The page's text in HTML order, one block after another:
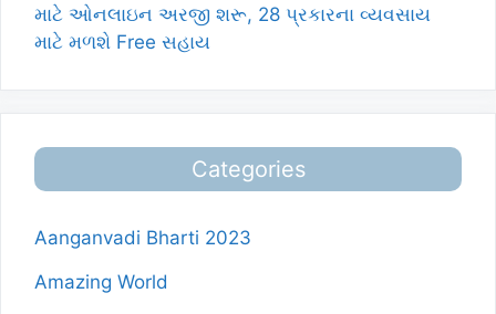
માટે ઓનલાઇન અરજી શરૂ, 28 પ્રકારના વ્યવસાય
માટે મળશે Free સહાય
Categories
Aanganvadi Bharti 2023
Amazing World